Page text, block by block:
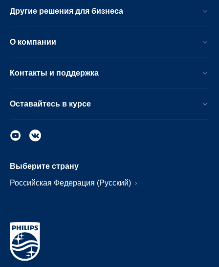
Другие решения для бизнеса
О компании
Контакты и поддержка
Оставайтесь в курсе
Выберите страну
Российская Федерация (Русский)